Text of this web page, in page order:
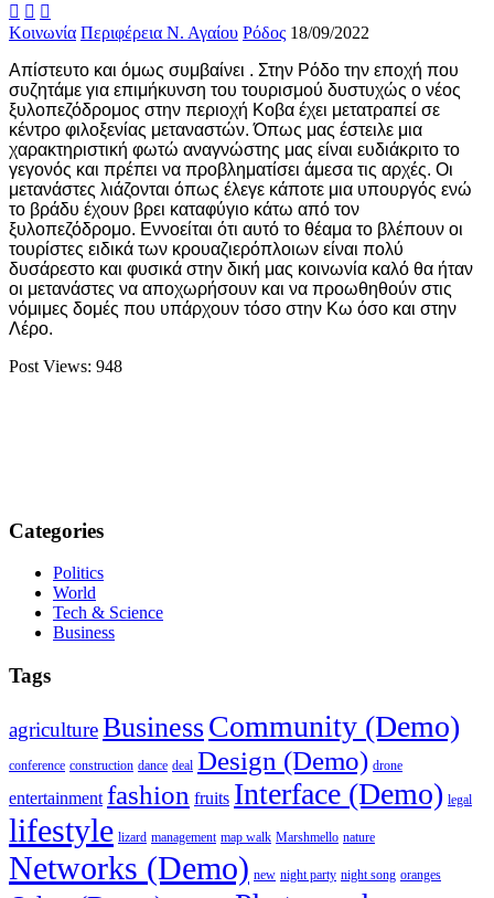
  
Κοινωνία Περιφέρεια Ν. Αγαίου Ρόδος 18/09/2022
Απίστευτο και όμως συμβαίνει . Στην Ρόδο την εποχή που
συζητάμε για επιμήκυνση του τουρισμού δυστυχώς ο νέος
ξυλοπεζόδρομος στην περιοχή Κοβα έχει μετατραπεί σε
κέντρο φιλοξενίας μεταναστών. Όπως μας έστειλε μια
χαρακτηριστική φωτώ αναγνώστης μας είναι ευδιάκριτο το
γεγονός και πρέπει να προβληματίσει άμεσα τις αρχές. Οι
μετανάστες λιάζονται όπως έλεγε κάποτε μια υπουργός ενώ
το βράδυ έχουν βρει καταφύγιο κάτω από τον
ξυλοπεζόδρομο. Εννοείται ότι αυτό το θέαμα το βλέπουν οι
τουρίστες ειδικά των κρουαζιερόπλοιων είναι πολύ
δυσάρεστο και φυσικά στην δική μας κοινωνία καλό θα ήταν
οι μετανάστες να αποχωρήσουν και να προωθηθούν στις
νόμιμες δομές που υπάρχουν τόσο στην Κω όσο και στην
Λέρο.
Post Views: 948
Categories
Politics
World
Tech & Science
Business
Tags
agricultureBusinessCommunity (Demo)
conference construction dance deal Design (Demo) drone
entertainment fashion fruits Interface (Demo) legal
lifestyle lizard management map walk Marshmello nature
Networks (Demo) new night party night song oranges